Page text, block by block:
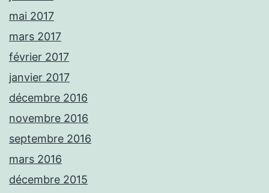
mai 2017
mars 2017
février 2017
janvier 2017
décembre 2016
novembre 2016
septembre 2016
mars 2016
décembre 2015